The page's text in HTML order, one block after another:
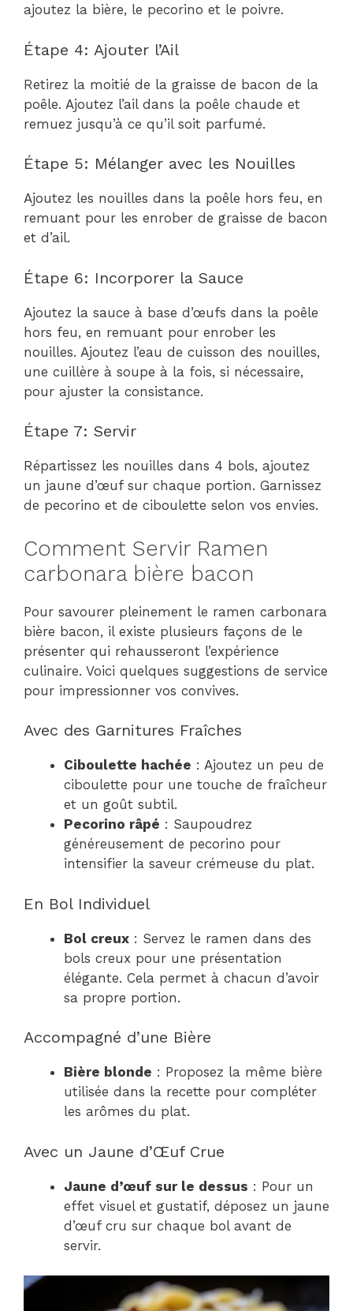
ajoutez la bière, le pecorino et le poivre.
Étape 4: Ajouter l’Ail
Retirez la moitié de la graisse de bacon de la
poêle. Ajoutez l’ail dans la poêle chaude et
remuez jusqu’à ce qu’il soit parfumé.
Étape 5: Mélanger avec les Nouilles
Ajoutez les nouilles dans la poêle hors feu, en
remuant pour les enrober de graisse de bacon
et d’ail.
Étape 6: Incorporer la Sauce
Ajoutez la sauce à base d’œufs dans la poêle
hors feu, en remuant pour enrober les
nouilles. Ajoutez l’eau de cuisson des nouilles,
une cuillère à soupe à la fois, si nécessaire,
pour ajuster la consistance.
Étape 7: Servir
Répartissez les nouilles dans 4 bols, ajoutez
un jaune d’œuf sur chaque portion. Garnissez
de pecorino et de ciboulette selon vos envies.
Comment Servir Ramen
carbonara bière bacon
Pour savourer pleinement le ramen carbonara
bière bacon, il existe plusieurs façons de le
présenter qui rehausseront l’expérience
culinaire. Voici quelques suggestions de service
pour impressionner vos convives.
Avec des Garnitures Fraîches
Ciboulette hachée : Ajoutez un peu de
ciboulette pour une touche de fraîcheur
et un goût subtil.
Pecorino râpé : Saupoudrez
généreusement de pecorino pour
intensifier la saveur crémeuse du plat.
En Bol Individuel
Bol creux : Servez le ramen dans des
bols creux pour une présentation
élégante. Cela permet à chacun d’avoir
sa propre portion.
Accompagné d’une Bière
Bière blonde : Proposez la même bière
utilisée dans la recette pour compléter
les arômes du plat.
Avec un Jaune d’Œuf Crue
Jaune d’œuf sur le dessus : Pour un
effet visuel et gustatif, déposez un jaune
d’œuf cru sur chaque bol avant de
servir.